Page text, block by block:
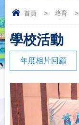
首頁 > 培育 >
學校活動
年度相片回顧